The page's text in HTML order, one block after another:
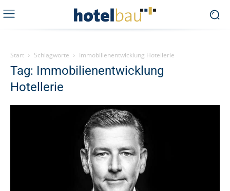
Start Schlagworte Immobilienentwicklung Hotellerie
Tag: Immobilienentwicklung
Hotellerie